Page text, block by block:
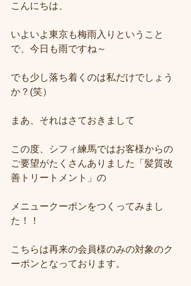
こんにちは、
いよいよ東京も梅雨入りということ
で、今日も雨ですね～
でも少し落ち着くのは私だけでしょう
か？(笑）
まあ、それはさておきまして
この度、シフィ練馬ではお客様からの
ご要望がたくさんありました「髪質改
善トリートメント」の
メニュークーポンをつくってみまし
た！！
こちらは再来の会員様のみの対象のク
ーポンとなっております。